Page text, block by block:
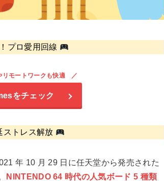
プロ愛用回線
モートワークも快適
をチェック
ストレス解放
年 10 月 29 日に任天堂から発売された
NINTENDO 64 時代の人気ボード 5 種類